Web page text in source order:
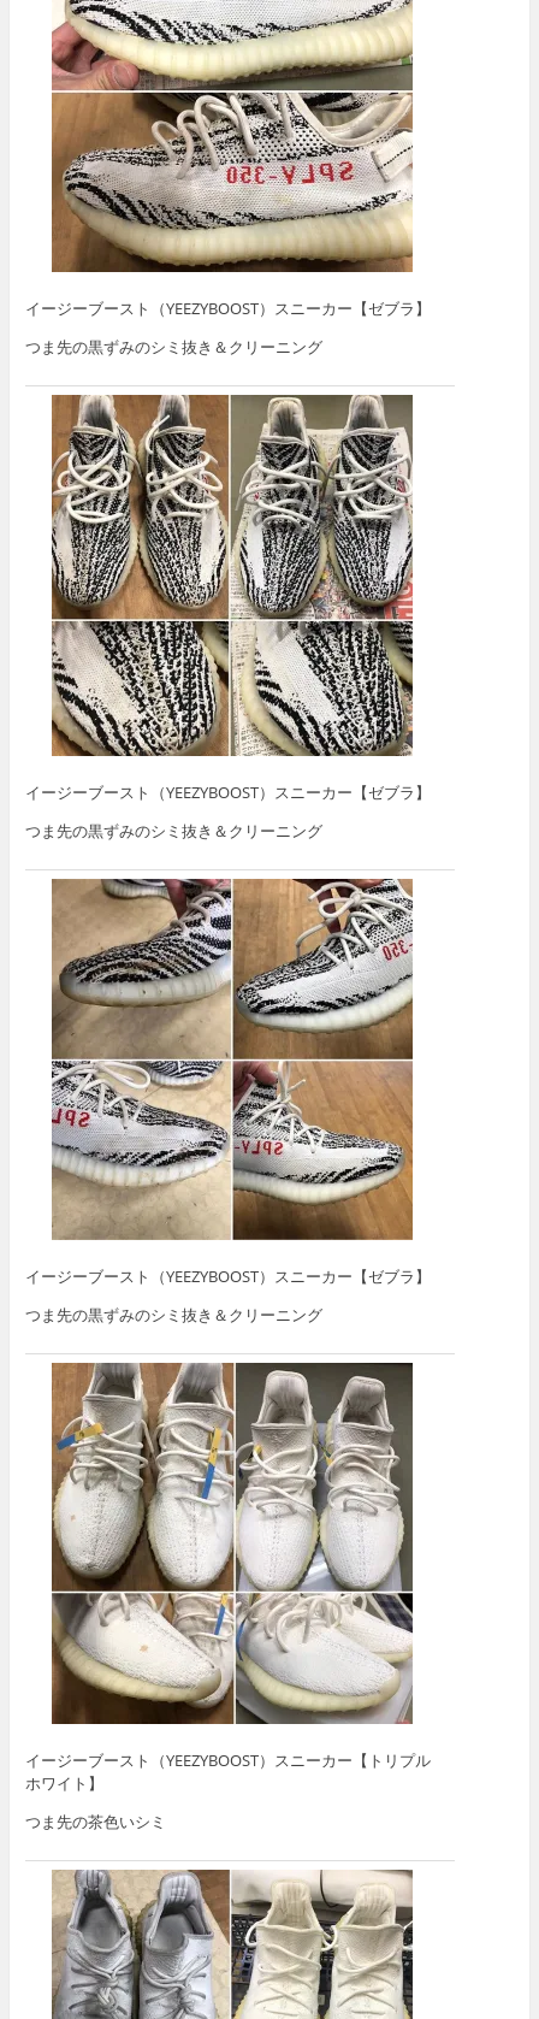
イージーブースト（YEEZYBOOST）スニーカー【ゼブラ】
つま先の黒ずみのシミ抜き＆クリーニング
イージーブースト（YEEZYBOOST）スニーカー【ゼブラ】
つま先の黒ずみのシミ抜き＆クリーニング
イージーブースト（YEEZYBOOST）スニーカー【ゼブラ】
つま先の黒ずみのシミ抜き＆クリーニング
イージーブースト（YEEZYBOOST）スニーカー【トリプル
ホワイト】
つま先の茶色いシミ